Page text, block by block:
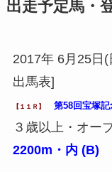
出走予定馬・
2017年 6月25日
出馬表]
【１１Ｒ】 第58回宝塚記
３歳以上・オー
2200m・内 (B)